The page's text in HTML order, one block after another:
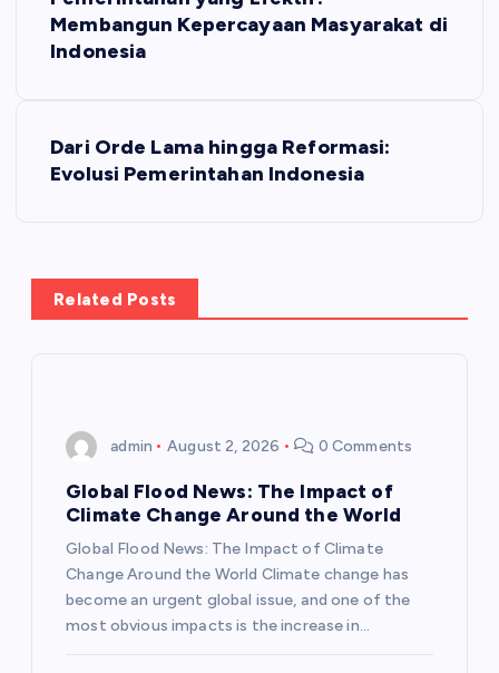
Membangun Kepercayaan Masyarakat di
Indonesia
Dari Orde Lama hingga Reformasi:
Evolusi Pemerintahan Indonesia
Related Posts
admin August 2, 2026 0 Comments
Global Flood News: The Impact of
Climate Change Around the World
Global Flood News: The Impact of Climate
Change Around the World Climate change has
become an urgent global issue, and one of the
most obvious impacts is the increase in…